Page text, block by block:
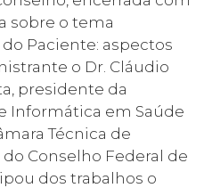
sobre o tema
Paciente: aspectos
o Dr. Cláudio
presidente da
Informática em Saúde
Técnica de
Conselho Federal de
dos trabalhos o